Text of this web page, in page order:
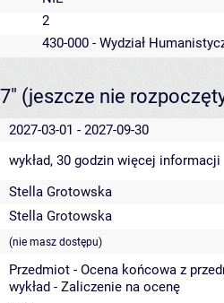
2
430-000 - Wydział
(jeszcze nie
2027-03-01 - 2027-09-30
wykład, 30 godzin więcej informacji
Stella Grotowska
Stella Grotowska
(nie masz dostępu)
Przedmiot - Ocena końcowa z
wykład - Zaliczenie na ocenę